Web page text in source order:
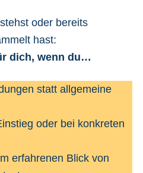
oder bereits
hast:
dich, wenn du…
statt allgemeine
oder bei konkreten
erfahrenen Blick von